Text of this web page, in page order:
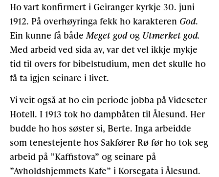
Ho vart konfirmert i Geiranger kyrkje 30. juni
1912. På overhøyringa fekk ho karakteren God.
Ein kunne få både Meget godog Utmerket god.
Med arbeid ved sida av, var det vel ikkje mykje
tid til overs for bibelstudium, men det skulle ho
få ta igjen seinare i livet.
Vi veit også at ho ein periode jobba på Videseter
Hotell. I 1913 tok ho dampbåten til Ålesund. Her
budde ho hos søster si, Berte. Inga arbeidde
som tenestejente hos Sakfører Rø før ho tok seg
arbeid på ”Kaffistova” og seinare på
”Avholdshjemmets Kafe” i Korsegata i Ålesund.